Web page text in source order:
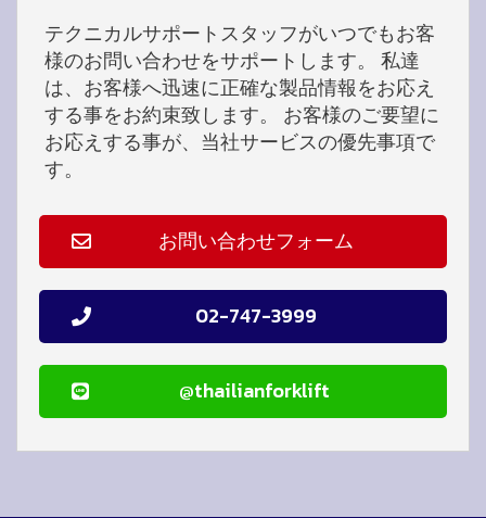
テクニカルサポートスタッフがいつでもお客
様のお問い合わせをサポートします。 私達
は、お客様へ迅速に正確な製品情報をお応え
する事をお約束致します。 お客様のご要望に
お応えする事が、当社サービスの優先事項で
す。
お問い合わせフォーム
02-747-3999
@thailianforklift